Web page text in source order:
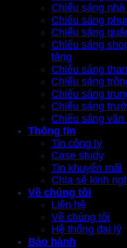
Chiếu sáng nhà
Chiếu sáng
Chiếu sáng
Chiếu sáng
tàng
Chiếu sáng
Chiếu sáng
Chiếu sáng
Chiếu sáng
Chiếu sáng văn
Thông tin
Tin công ty
Case study
Tin khuyến mãi
Chia sẻ kinh
Về chúng tôi
Liên hệ
Về chúng tôi
Hệ thống đại lý
Bảo hành